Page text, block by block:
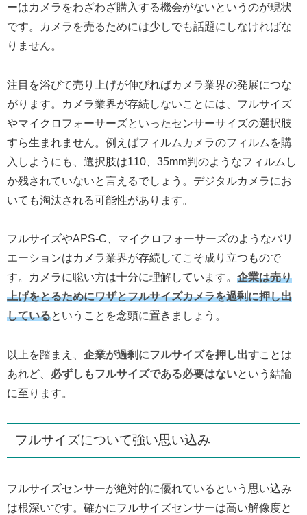
ーはカメラをわざわざ購入する機会がないというのが現状
です。カメラを売るためには少しでも話題にしなければな
りません。
注目を浴びて売り上げが伸びればカメラ業界の発展につな
がります。カメラ業界が存続しないことには、フルサイズ
やマイクロフォーサーズといったセンサーサイズの選択肢
すら生まれません。例えばフィルムカメラのフィルムを購
入しようにも、選択肢は110、35mm判のようなフィルムし
か残されていないと言えるでしょう。デジタルカメラにお
いても淘汰される可能性があります。
フルサイズやAPS-C、マイクロフォーサーズのようなバリ
エーションはカメラ業界が存続してこそ成り立つもので
す。カメラに聡い方は十分に理解しています。 企業は売り
上げをとるためにワザとフルサイズカメラを過剰に押し出
しているということを念頭に置きましょう。
以上を踏まえ、 企業が過剰にフルサイズを押し出すことは
あれど、 必ずしもフルサイズである必要はないという結論
に至ります。
フルサイズについて強い思い込み
フルサイズセンサーが絶対的に優れているという思い込み
は根深いです。確かにフルサイズセンサーは高い解像度と